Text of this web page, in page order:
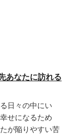
あなたに訪れる
日々の中にい
せになるため
が陥りやすい苦